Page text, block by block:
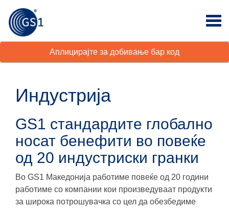
Аплицирајте за добивање бар код
Индустрија
GS1 стандардите глобално
носат бенефити во повеќе
од 20 индустриски гранки
Во GS1 Македонија работиме повеќе од 20 години
работиме со компании кои произведуваат продукти
за широка потрошувачка со цел да обезбедиме